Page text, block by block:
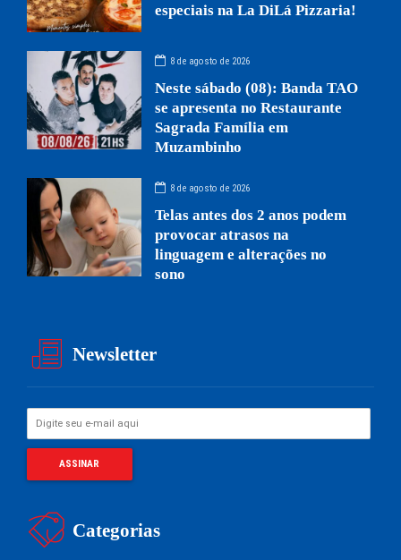
especiais na La DiLá Pizzaria!
8 de agosto de 2026
Neste sábado (08): Banda TAO
se apresenta no Restaurante
Sagrada Família em
Muzambinho
8 de agosto de 2026
Telas antes dos 2 anos podem
provocar atrasos na
linguagem e alterações no
sono
Newsletter
Categorias